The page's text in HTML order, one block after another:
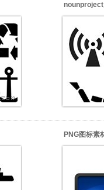
PNG图标素